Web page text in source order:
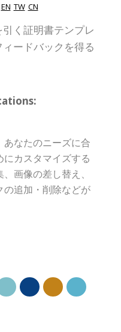
EN TW CN
く証明書テンプレ
ードバックを得る
あなたのニーズに合
カスタマイズする
画像の差し替え、
の追加・削除などが